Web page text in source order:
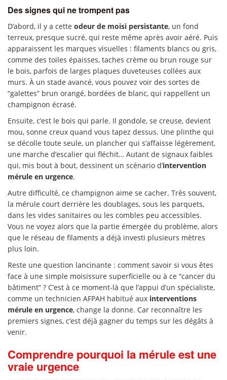
Des signes qui ne trompent pas
D’abord, il y a cette odeur de moisi persistante, un fond
terreux, presque sucré, qui reste même après avoir aéré. Puis
apparaissent les marques visuelles : filaments blancs ou gris,
comme des toiles épaisses, taches crème ou brun rouge sur
le bois, parfois de larges plaques duveteuses collées aux
murs. À un stade avancé, vous pouvez voir des sortes de
“galettes” brun orangé, bordées de blanc, qui rappellent un
champignon écrasé.
Ensuite, c’est le bois qui parle. Il gondole, se creuse, devient
mou, sonne creux quand vous tapez dessus. Une plinthe qui
se décolle toute seule, un plancher qui s’affaisse légèrement,
une marche d’escalier qui fléchit… Autant de signaux faibles
qui, mis bout à bout, dessinent un scénario d’intervention
mérule en urgence.
Autre difficulté, ce champignon aime se cacher. Très souvent,
la mérule court derrière les doublages, sous les parquets,
dans les vides sanitaires ou les combles peu accessibles.
Vous ne voyez alors que la partie émergée du problème, alors
que le réseau de filaments a déjà investi plusieurs mètres
plus loin.
Reste une question lancinante : comment savoir si vous êtes
face à une simple moisissure superficielle ou à ce “cancer du
bâtiment” ? C’est à ce moment-là que l’appui d’un spécialiste,
comme un technicien AFPAH habitué aux interventions
mérule en urgence, change la donne. Car reconnaître les
premiers signes, c’est déjà gagner du temps sur les dégâts à
venir.
Comprendre pourquoi la mérule est une
vraie urgence